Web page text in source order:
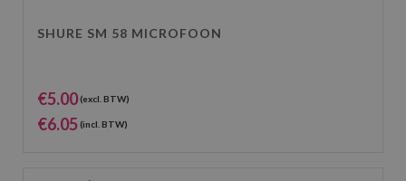
SHURE SM 58 MICROFOON
€5.00(excl. BTW)
€6.05 (incl. BTW)